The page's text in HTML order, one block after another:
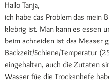
Hallo Tanja,
ich habe das Problem das mein
klebrig ist. Man kann es essen
beim schneiden ist das Messer
Backzeit/Schiene/Temperatur
eingehalten, auch die Zutaten
Wasser füe die Trockenhefe